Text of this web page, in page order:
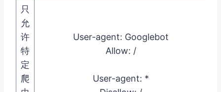
只
允
许
特
定
爬
User-agent: Googlebot
Allow: /
User-agent: *